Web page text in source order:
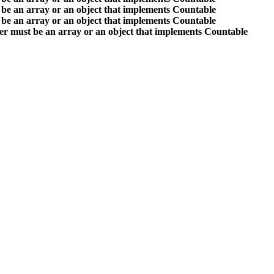
an array or an object that implements Countable
an array or an object that implements Countable
must be an array or an object that implements Countable